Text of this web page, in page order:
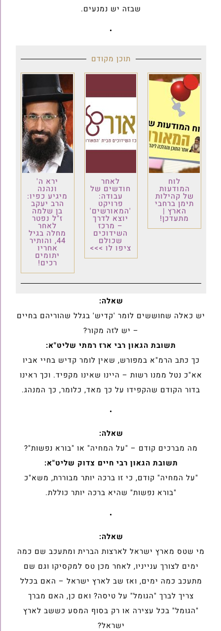
שבזה יש נמנעים.
•
תוכן מקודם
לוח
המודעות
של קהילות
תימן ברחבי
הארץ |
מתעדכן!
לאחר
חודשים של
עבודה:
פרויקט
'המאורשים'
יוצא לדרך
– מרכז
השידוכים
שכולם
ציפו לו >>>
ירא ה'
ונהנה
מיגיע כפיו:
הרב יעקב
בן שלמה
ז"ל נפטר
לאחר
מחלה בגיל
44, והותיר
אחריו
יתומים
רכים!
שאלה:
יש כאלה שחוששים לומר 'קדיש' בגלל שהוריהם בחיים
– יש לזה מקור?
תשובת הגאון רבי ארז רמתי שליט"א:
כך כתב הרמ"א במפורש, שאין לומר קדיש בחיי אביו
אא"כ נטל ממנו רשות – היינו שאינו מקפיד. וכך ראינו
בדור הקודם שהקפידו על כך מאד, כלומר, כך המנהג.
•
שאלה:
מה מברכים קודם – "על המחיה" או "בורא נפשות"?
תשובת הגאון רבי חיים צדוק שליט"א:
"על המחיה" קודם, כי זו ברכה יותר מבוררת, משא"כ
"בורא נפשות" שהיא ברכה יותר כוללת.
•
שאלה:
מי שטס מארץ ישראל לארצות הברית ומתעכב שם כמה
ימים לצורך ענייניו, לאחר מכן טס למקסיקו וגם שם
מתעכב כמה ימים, ואז שב לארץ ישראל – האם בכלל
צריך לברך "הגומל" על טיסה? ואם כן, האם מברך
"הגומל" בכל עצירה או רק בסוף המסע כששב לארץ
ישראל?